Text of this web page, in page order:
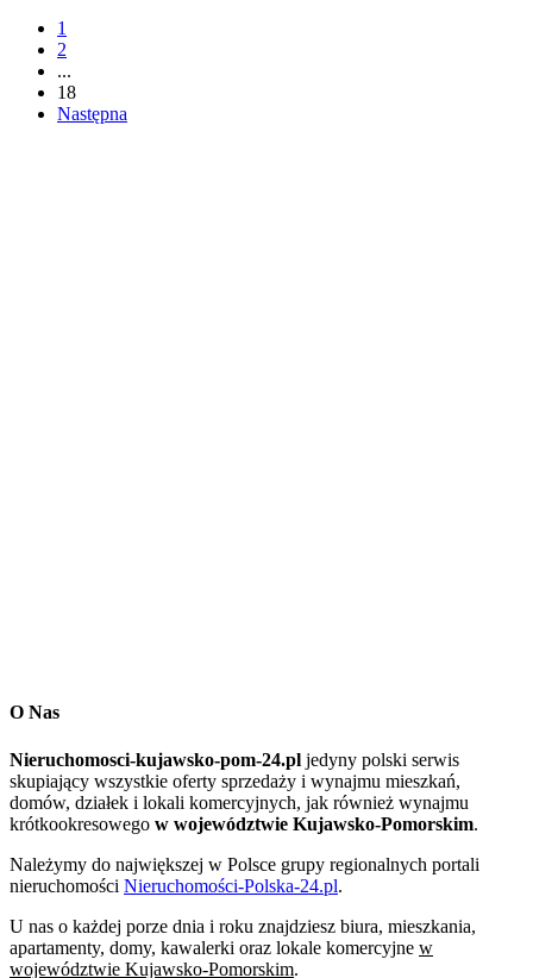
1
2
...
18
Następna
O Nas
Nieruchomosci-kujawsko-pom-24.pl jedyny polski serwis
skupiający wszystkie oferty sprzedaży i wynajmu mieszkań,
domów, działek i lokali komercyjnych, jak również wynajmu
krótkookresowego w województwie Kujawsko-Pomorskim.
Należymy do największej w Polsce grupy regionalnych portali
nieruchomości Nieruchomości-Polska-24.pl.
U nas o każdej porze dnia i roku znajdziesz biura, mieszkania,
apartamenty, domy, kawalerki oraz lokale komercyjne w
województwie Kujawsko-Pomorskim.